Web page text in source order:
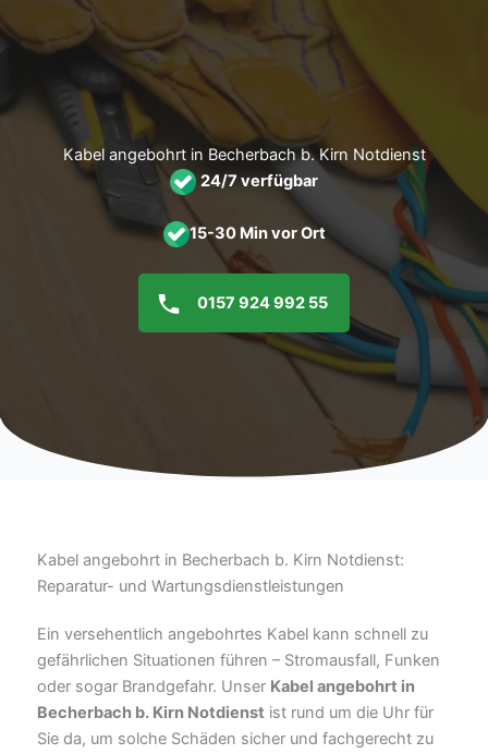
Inhalt
Kabel angebohrt in Becherbach b. Kirn Notdienst
24/7 verfügbar
15-30 Min vor Ort
0157 924 992 55
Kabel angebohrt in Becherbach b. Kirn Notdienst:
Reparatur- und Wartungsdienstleistungen
Ein versehentlich angebohrtes Kabel kann schnell zu
gefährlichen Situationen führen – Stromausfall, Funken
oder sogar Brandgefahr. Unser Kabel angebohrt in
Becherbach b. Kirn Notdienst ist rund um die Uhr für
Sie da, um solche Schäden sicher und fachgerecht zu